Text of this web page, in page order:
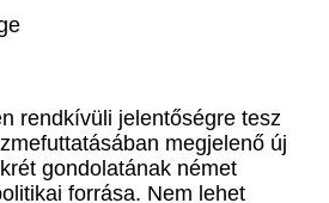
rendkívüli jelentőségre tesz
megjelenő új
gondolatának német
forrása. Nem lehet